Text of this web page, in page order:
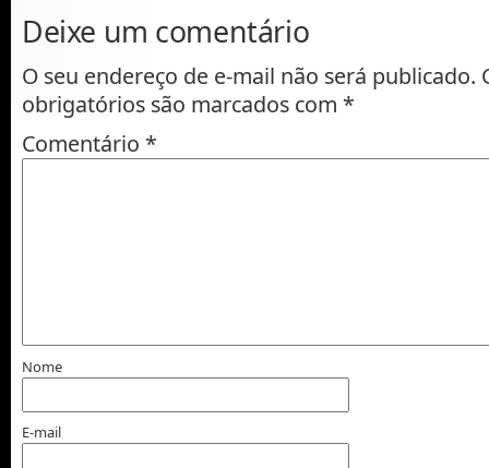
Deixe um comentário
O seu endereço de e-mail não será publicado.
obrigatórios são marcados com *
Comentário *
Nome
E-mail